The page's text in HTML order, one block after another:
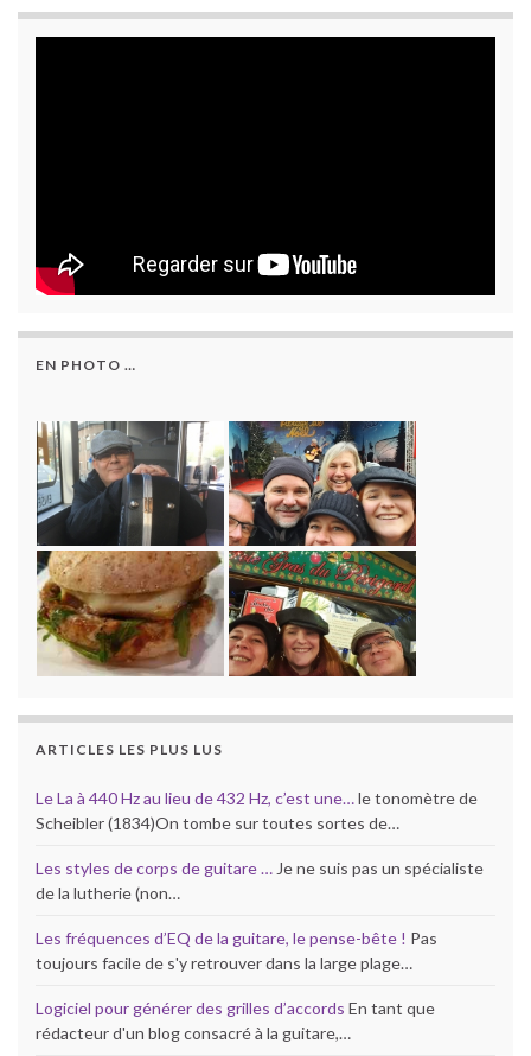
EN PHOTO …
ARTICLES LES PLUS LUS
Le La à 440 Hz au lieu de 432 Hz, c’est une…le tonomètre de
Scheibler (1834)On tombe sur toutes sortes de…
Les styles de corps de guitare … Je ne suis pas un spécialiste
de la lutherie (non…
Les fréquences d’EQ de la guitare, le pense-bête ! Pas
toujours facile de s'y retrouver dans la large plage…
Logiciel pour générer des grilles d’accords En tant que
rédacteur d'un blog consacré à la guitare,…